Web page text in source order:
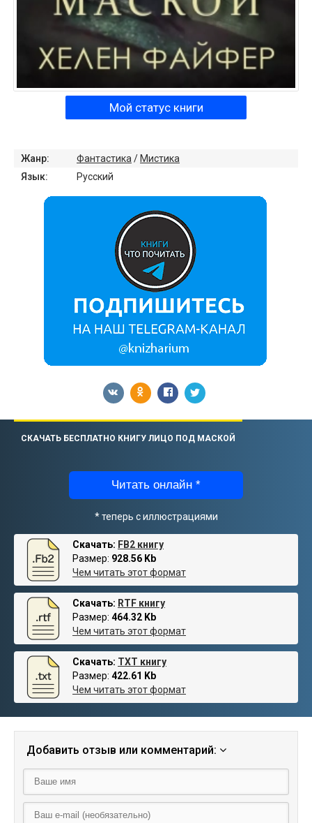
Мой статус книги
Жанр: Фантастика / Мистика
Язык:
Русский
СКАЧАТЬ БЕСПЛАТНО КНИГУ ЛИЦО ПОД МАСКОЙ
Читать онлайн *
* теперь с иллюстрациями
Скачать: FB2 книгу
Размер: 928.56 Kb
Чем читать этот формат
Скачать: RTF книгу
Размер: 464.32 Kb
Чем читать этот формат
Скачать: TXT книгу
Размер: 422.61 Kb
Чем читать этот формат
Добавить отзыв или комментарий: